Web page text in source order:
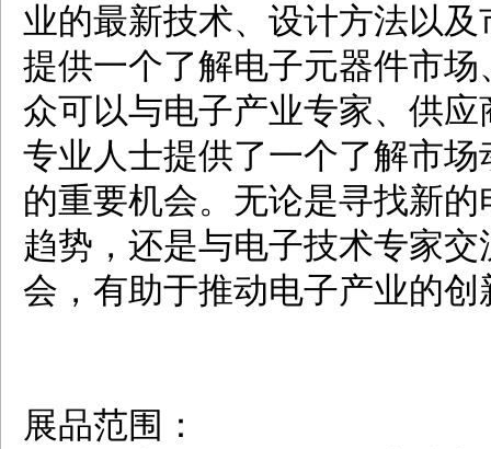
业的最新技术、设计方法以
提供一个了解电子元器件市
众可以与电子产业专家、供
专业人士提供了一个了解市
的重要机会。无论是寻找新
趋势，还是与电子技术专家
会，有助于推动电子产业的创
展品范围：